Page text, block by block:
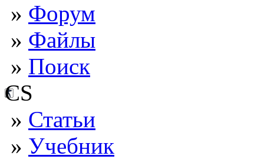
» Форум
» Файлы
» Поиск
CS
» Статьи
» Учебник